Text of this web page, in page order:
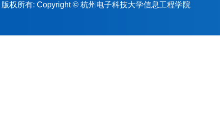
版权所有: Copyright © 杭州电子科技大学信息工程学院